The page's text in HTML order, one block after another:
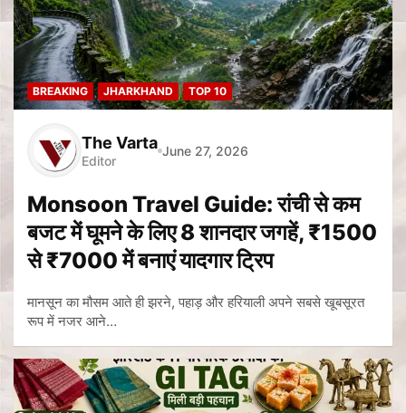
BREAKING JHARKHAND TOP 10
The Varta
Editor
June 27, 2026
Monsoon Travel Guide: रांची से कम
बजट में घूमने के लिए 8 शानदार जगहें, ₹1500
से ₹7000 में बनाएं यादगार ट्रिप
मानसून का मौसम आते ही झरने, पहाड़ और हरियाली अपने सबसे खूबसूरत
रूप में नजर आने…